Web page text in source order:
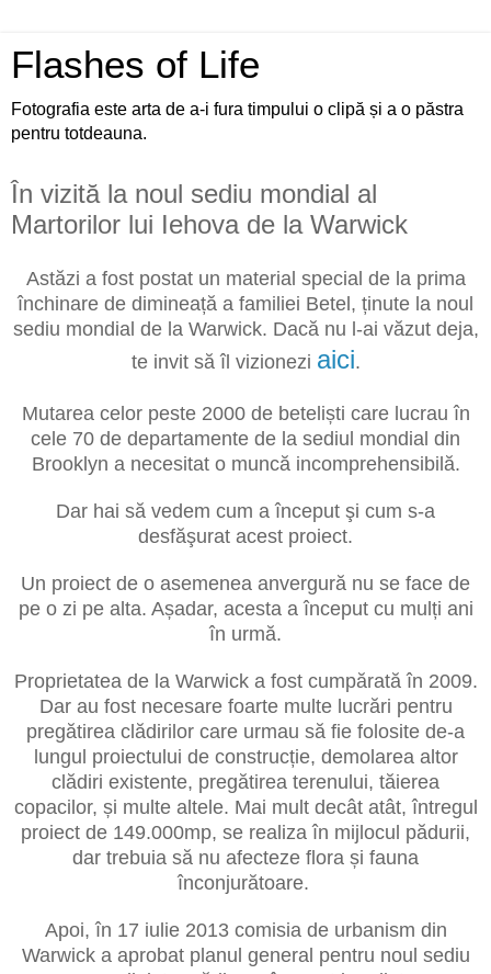
Flashes of Life
Fotografia este arta de a-i fura timpului o clipă și a o păstra
pentru totdeauna.
În vizită la noul sediu mondial al
Martorilor lui Iehova de la Warwick
Astăzi a fost postat un material special de la prima
închinare de dimineață a familiei Betel, ținute la noul
sediu mondial de la Warwick. Dacă nu l-ai văzut deja,
te invit să îl vizionezi aici.
Mutarea celor peste 2000 de beteliști care lucrau în
cele 70 de departamente de la sediul mondial din
Brooklyn a necesitat o muncă incomprehensibilă.
Dar hai să vedem cum a început şi cum s-a
desfăşurat acest proiect.
Un proiect de o asemenea anvergură nu se face de
pe o zi pe alta. Așadar, acesta a început cu mulți ani
în urmă.
Proprietatea de la Warwick a fost cumpărată în 2009.
Dar au fost necesare foarte multe lucrări pentru
pregătirea clădirilor care urmau să fie folosite de-a
lungul proiectului de construcție, demolarea altor
clădiri existente, pregătirea terenului, tăierea
copacilor, și multe altele. Mai mult decât atât, întregul
proiect de 149.000mp, se realiza în mijlocul pădurii,
dar trebuia să nu afecteze flora și fauna
înconjurătoare.
Apoi, în 17 iulie 2013 comisia de urbanism din
Warwick a aprobat planul general pentru noul sediu